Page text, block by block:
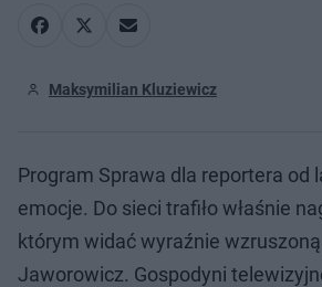
Maksymilian Kluziewicz
Program Sprawa dla reportera od
emocje. Do sieci trafiło właśnie
którym widać wyraźnie
Jaworowicz. Gospodyni